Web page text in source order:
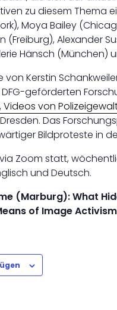
zu diesem Thema
Moya Bailey
Alexander
Hänsch (München)
von Kerstin
geförderten
von
Das
Bildproteste in
Zoom statt,
und Deutsch.
(Marburg): What
of Image